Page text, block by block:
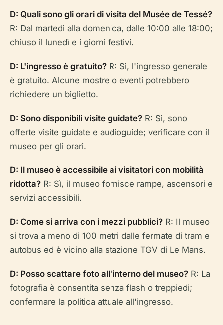
D: Quali sono gli orari di visita del Musée de Tessé?
R: Dal martedì alla domenica, dalle 10:00 alle 18:00;
chiuso il lunedì e i giorni festivi.
D: L'ingresso è gratuito? R: Sì, l'ingresso generale
è gratuito. Alcune mostre o eventi potrebbero
richiedere un biglietto.
D: Sono disponibili visite guidate? R: Sì, sono
offerte visite guidate e audioguide; verificare con il
museo per gli orari.
D: Il museo è accessibile ai visitatori con mobilità
ridotta? R: Sì, il museo fornisce rampe, ascensori e
servizi accessibili.
D: Come si arriva con i mezzi pubblici? R: Il museo
si trova a meno di 100 metri dalle fermate di tram e
autobus ed è vicino alla stazione TGV di Le Mans.
D: Posso scattare foto all'interno del museo? R: La
fotografia è consentita senza flash o treppiedi;
confermare la politica attuale all'ingresso.